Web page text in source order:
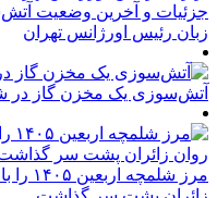
جزئیات و آخرین وضعیت
زبان رئیس اورژانس تهران
آتش‌سوزی یک مخزن گاز
مرز